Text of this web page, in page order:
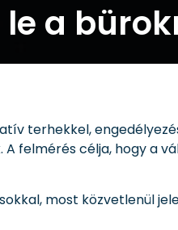
a
terhekkel,
felmérés célja, hogy a
most közvetlenül